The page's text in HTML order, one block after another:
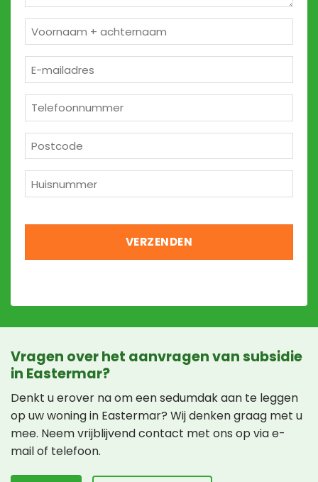
Naam
*
mailadres
*
*
*
Vragen over het aanvragen van subsidie
in Eastermar?
Denkt u erover na om een sedumdak aan te leggen
op uw woning in Eastermar? Wij denken graag met u
mee. Neem vrijblijvend contact met ons op via e-
mail of telefoon.